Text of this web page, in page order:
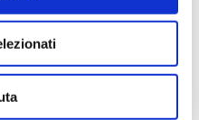
INCA TRA